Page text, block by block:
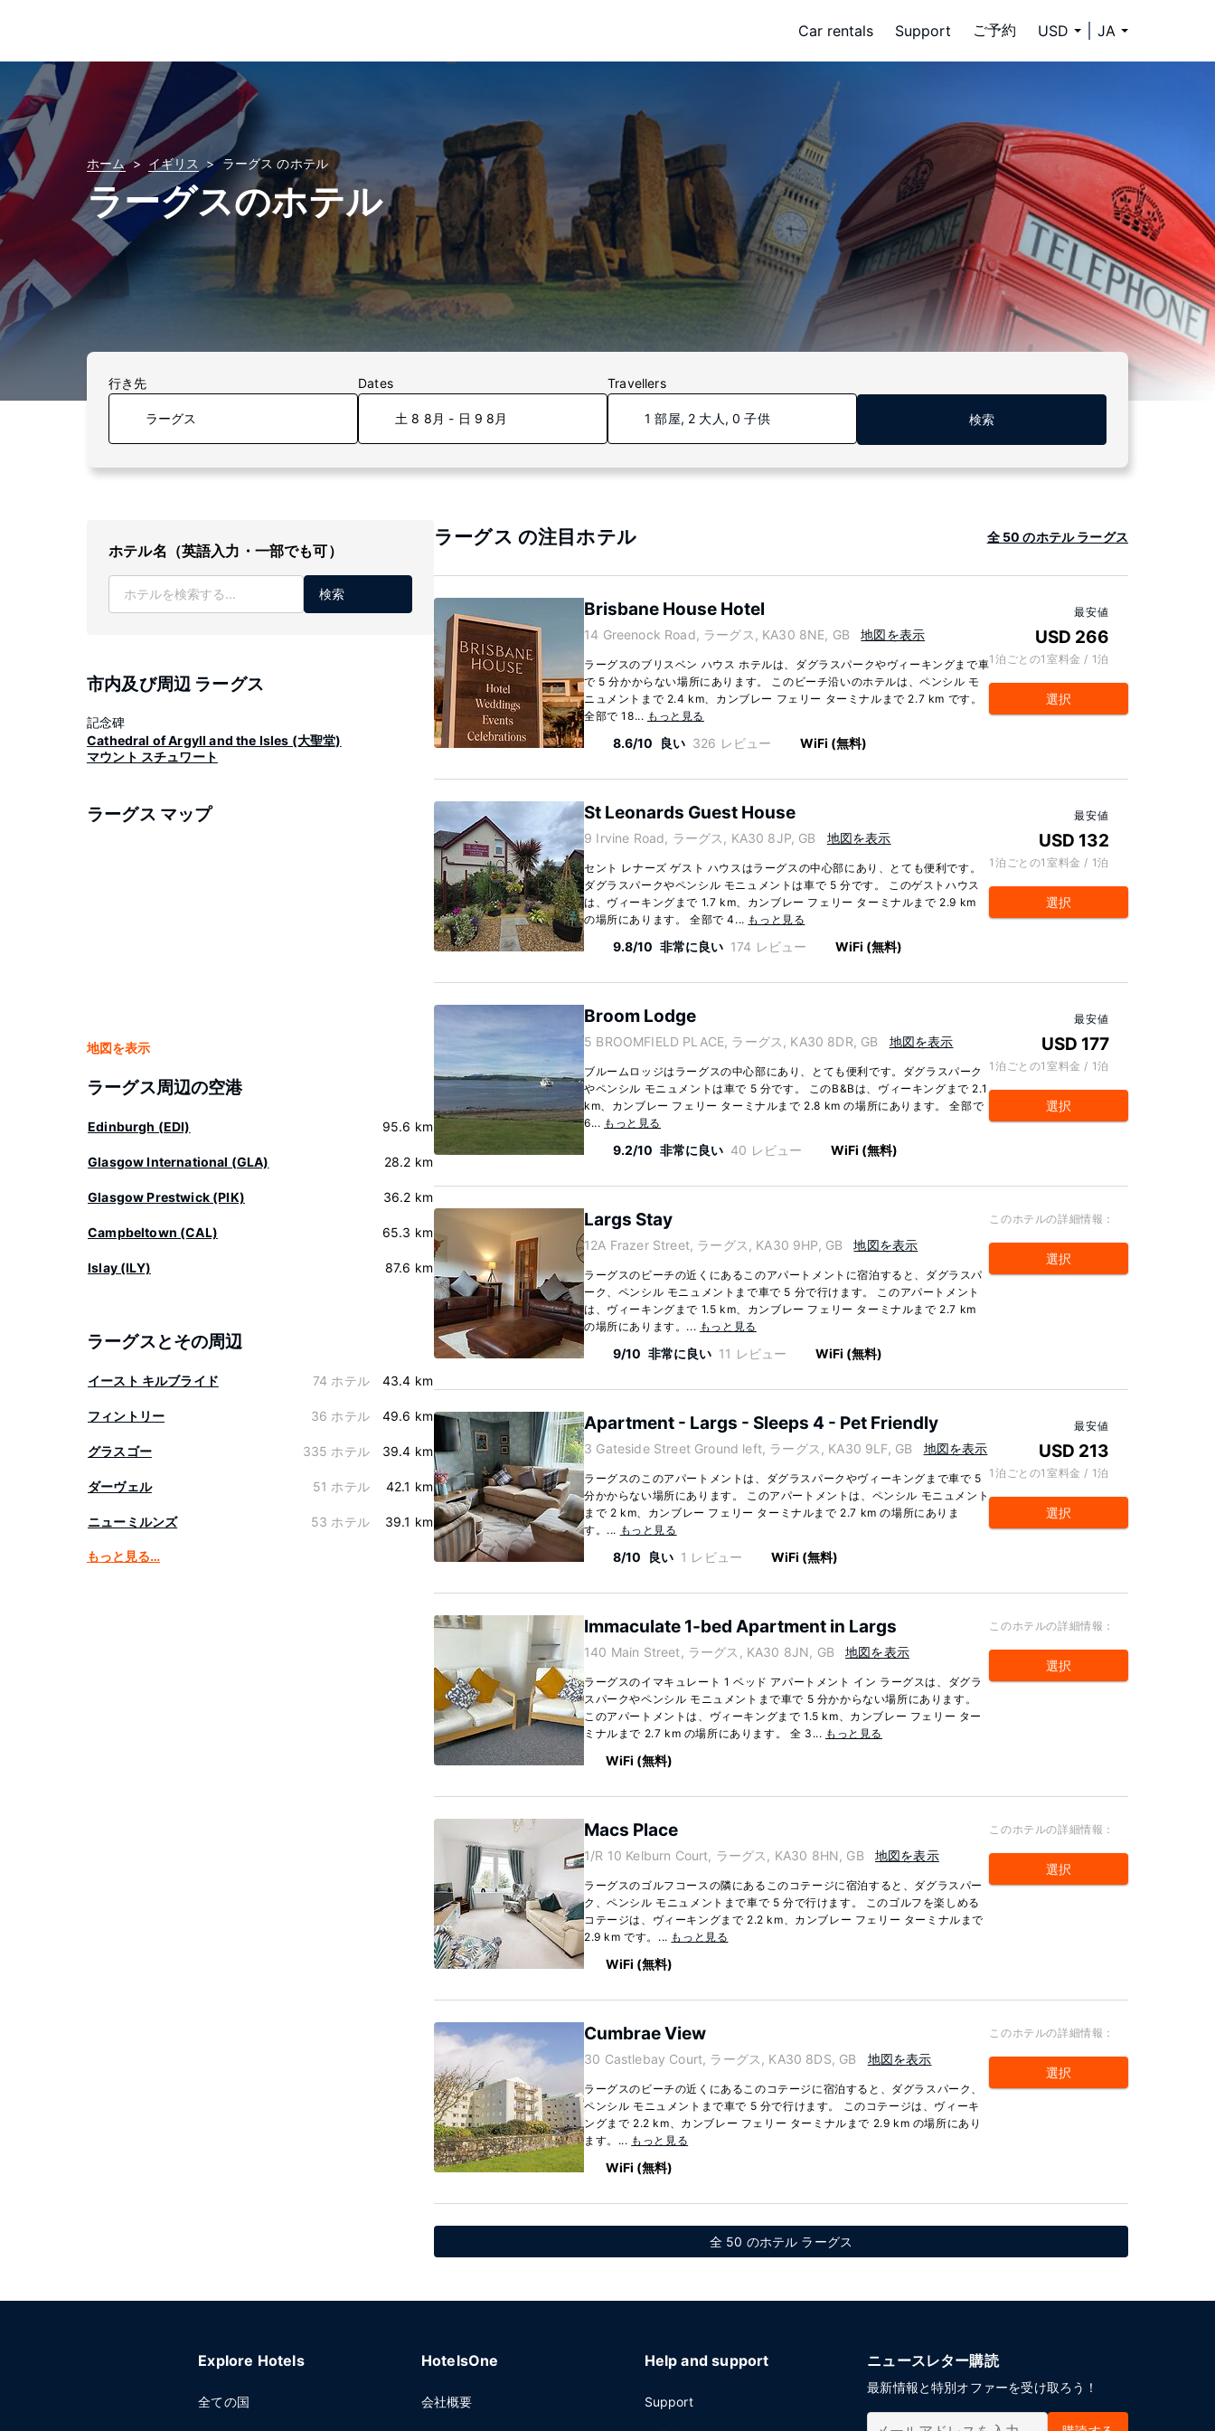
Car rentals Support ご予約 USD JA
ホーム イギリス ラーグス のホテル
ラーグスのホテル
行き先 Dates
土 8 8月 - 日 9 8月
Travellers
1 部屋, 2 大人, 0 子供 検索
ホテル名（英語入力・一部でも可）
検索
市内及び周辺 ラーグス
記念碑
Cathedral of Argyll and the Isles (大聖堂)
マウント スチュワート
ラーグス マップ
地図を表示
ラーグス周辺の空港
Edinburgh (EDI) 95.6 km
Glasgow International (GLA) 28.2 km
Glasgow Prestwick (PIK) 36.2 km
Campbeltown (CAL) 65.3 km
Islay (ILY) 87.6 km
ラーグスとその周辺
イースト キルブライド 74 ホテル 43.4 km
フィントリー 36 ホテル 49.6 km
グラスゴー 335 ホテル 39.4 km
ダーヴェル 51 ホテル 42.1 km
ニューミルンズ 53 ホテル 39.1 km
もっと見る…
ラーグス の注目ホテル 全 50 のホテル ラーグス
Brisbane House Hotel
14 Greenock Road, ラーグス, KA30 8NE, GB 地図を表示
ラーグスのブリスベン ハウス ホテルは、ダグラスパークやヴィーキングまで車
で 5 分かからない場所にあります。 このビーチ沿いのホテルは、ペンシル モ
ニュメントまで 2.4 km、カンブレー フェリー ターミナルまで 2.7 km です。
全部で 18... もっと見る
8.6/10 良い 326 レビュー WiFi (無料)
最安値
USD 266
1泊ごとの1室料金 / 1泊
選択
St Leonards Guest House
9 Irvine Road, ラーグス, KA30 8JP, GB 地図を表示
セント レナーズ ゲスト ハウスはラーグスの中心部にあり、とても便利です。
ダグラスパークやペンシル モニュメントは車で 5 分です。 このゲストハウス
は、ヴィーキングまで 1.7 km、カンブレー フェリー ターミナルまで 2.9 km
の場所にあります。 全部で 4... もっと見る
9.8/10 非常に良い 174 レビュー WiFi (無料)
最安値
USD 132
1泊ごとの1室料金 / 1泊
選択
Broom Lodge
5 BROOMFIELD PLACE, ラーグス, KA30 8DR, GB 地図を表示
ブルームロッジはラーグスの中心部にあり、とても便利です。ダグラスパーク
やペンシル モニュメントは車で 5 分です。 このB&Bは、ヴィーキングまで 2.1
km、カンブレー フェリー ターミナルまで 2.8 km の場所にあります。 全部で
6... もっと見る
9.2/10 非常に良い 40 レビュー WiFi (無料)
最安値
USD 177
1泊ごとの1室料金 / 1泊
選択
Largs Stay
12A Frazer Street, ラーグス, KA30 9HP, GB 地図を表示
ラーグスのビーチの近くにあるこのアパートメントに宿泊すると、ダグラスパ
ーク、ペンシル モニュメントまで車で 5 分で行けます。 このアパートメント
は、ヴィーキングまで 1.5 km、カンブレー フェリー ターミナルまで 2.7 km
の場所にあります。... もっと見る
9/10 非常に良い 11 レビュー WiFi (無料)
このホテルの詳細情報：
選択
Apartment - Largs - Sleeps 4 - Pet Friendly
3 Gateside Street Ground left, ラーグス, KA30 9LF, GB 地図を表示
ラーグスのこのアパートメントは、ダグラスパークやヴィーキングまで車で 5
分かからない場所にあります。 このアパートメントは、ペンシル モニュメント
まで 2 km、カンブレー フェリー ターミナルまで 2.7 km の場所にありま
す。... もっと見る
8/10 良い 1 レビュー WiFi (無料)
最安値
USD 213
1泊ごとの1室料金 / 1泊
選択
Immaculate 1-bed Apartment in Largs
140 Main Street, ラーグス, KA30 8JN, GB 地図を表示
ラーグスのイマキュレート 1 ベッド アパートメント イン ラーグスは、ダグラ
スパークやペンシル モニュメントまで車で 5 分かからない場所にあります。
このアパートメントは、ヴィーキングまで 1.5 km、カンブレー フェリー ター
ミナルまで 2.7 km の場所にあります。 全 3... もっと見る
WiFi (無料)
このホテルの詳細情報：
選択
Macs Place
1/R 10 Kelburn Court, ラーグス, KA30 8HN, GB 地図を表示
ラーグスのゴルフコースの隣にあるこのコテージに宿泊すると、ダグラスパー
ク、ペンシル モニュメントまで車で 5 分で行けます。 このゴルフを楽しめる
コテージは、ヴィーキングまで 2.2 km、カンブレー フェリー ターミナルまで
2.9 km です。... もっと見る
WiFi (無料)
このホテルの詳細情報：
選択
Cumbrae View
30 Castlebay Court, ラーグス, KA30 8DS, GB 地図を表示
ラーグスのビーチの近くにあるこのコテージに宿泊すると、ダグラスパーク、
ペンシル モニュメントまで車で 5 分で行けます。 このコテージは、ヴィーキ
ングまで 2.2 km、カンブレー フェリー ターミナルまで 2.9 km の場所にあり
ます。... もっと見る
WiFi (無料)
このホテルの詳細情報：
選択
全 50 のホテル ラーグス
Explore Hotels
全ての国
HotelsOne
会社概要
Help and support
Support
ニュースレター購読
最新情報と特別オファーを受け取ろう！